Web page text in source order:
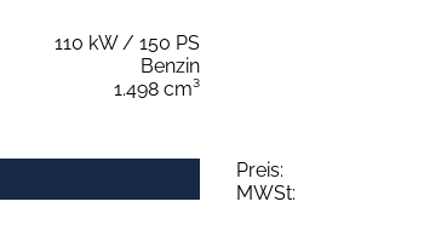
110 kW / 150 PS
Benzin
1.498 cm³
Preis:
MWSt: